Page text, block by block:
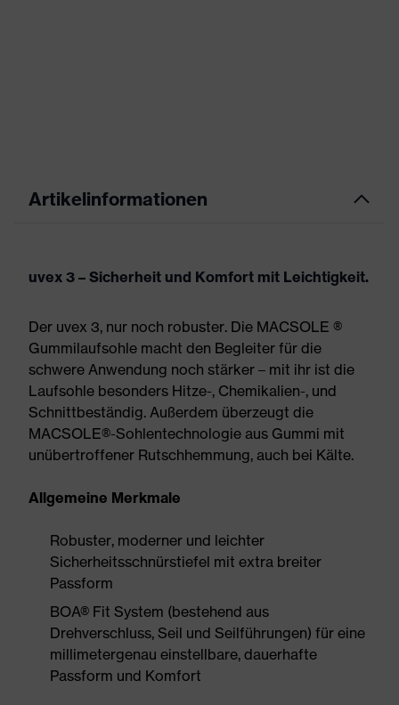
Artikelinformationen
uvex 3 – Sicherheit und Komfort mit Leichtigkeit.
Der uvex 3, nur noch robuster. Die MACSOLE ®
Gummilaufsohle macht den Begleiter für die
schwere Anwendung noch stärker – mit ihr ist die
Laufsohle besonders Hitze-, Chemikalien-, und
Schnittbeständig. Außerdem überzeugt die
MACSOLE®-Sohlentechnologie aus Gummi mit
unübertroffener Rutschhemmung, auch bei Kälte.
Allgemeine Merkmale
Robuster, moderner und leichter
Sicherheitsschnürstiefel mit extra breiter
Passform
BOA® Fit System (bestehend aus
Drehverschluss, Seil und Seilführungen) für eine
millimetergenau einstellbare, dauerhafte
Passform und Komfort